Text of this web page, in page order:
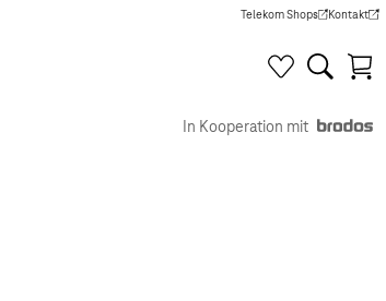
Telekom Shops
(Wird in einem neuen Tab
Kontakt
(Wird in
In Kooperation mit